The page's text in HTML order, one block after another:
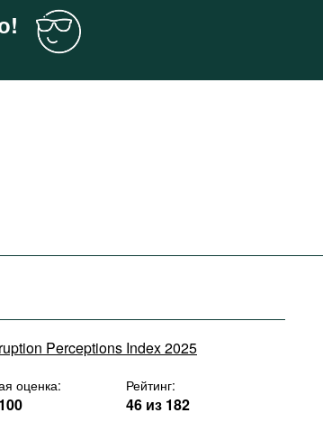
Perceptions Index 2025
оценка: Рейтинг:
46 из 182